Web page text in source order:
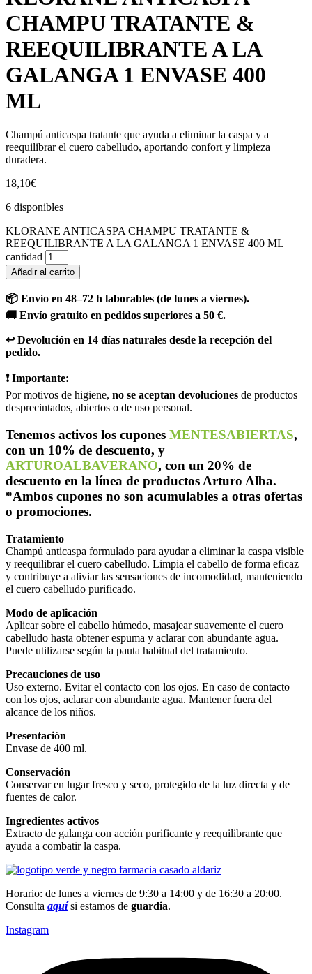
CHAMPU TRATANTE &
REEQUILIBRANTE A LA
GALANGA 1 ENVASE 400
ML
Champú anticaspa tratante que ayuda a eliminar la caspa y a
reequilibrar el cuero cabelludo, aportando confort y limpieza
duradera.
18,10€
6 disponibles
KLORANE ANTICASPA CHAMPU TRATANTE &
REEQUILIBRANTE A LA GALANGA 1 ENVASE 400 ML
cantidad
Añadir al carrito
📦 Envío en 48–72 h laborables (de lunes a viernes).
🚚 Envío gratuito en pedidos superiores a 50 €.
↩️ Devolución en 14 días naturales desde la recepción del
pedido.
❗ Importante:
Por motivos de higiene, no se aceptan devoluciones de productos
desprecintados, abiertos o de uso personal.
Tenemos activos los cupones MENTESABIERTAS,
con un 10% de descuento, y
ARTUROALBAVERANO, con un 20% de
descuento en la línea de productos Arturo Alba.
*Ambos cupones no son acumulables a otras ofertas
o promociones.
Tratamiento
Champú anticaspa formulado para ayudar a eliminar la caspa visible
y reequilibrar el cuero cabelludo. Limpia el cabello de forma eficaz
y contribuye a aliviar las sensaciones de incomodidad, manteniendo
el cuero cabelludo purificado.
Modo de aplicación
Aplicar sobre el cabello húmedo, masajear suavemente el cuero
cabelludo hasta obtener espuma y aclarar con abundante agua.
Puede utilizarse según la pauta habitual del tratamiento.
Precauciones de uso
Uso externo. Evitar el contacto con los ojos. En caso de contacto
con los ojos, aclarar con abundante agua. Mantener fuera del
alcance de los niños.
Presentación
Envase de 400 ml.
Conservación
Conservar en lugar fresco y seco, protegido de la luz directa y de
fuentes de calor.
Ingredientes activos
Extracto de galanga con acción purificante y reequilibrante que
ayuda a combatir la caspa.
Horario: de lunes a viernes de 9:30 a 14:00 y de 16:30 a 20:00.
Consulta aquísi estamos de guardia.
Instagram